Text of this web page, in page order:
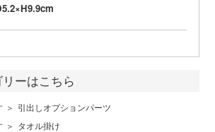
ーはこちら
引出しオプションパーツ
タオル掛け